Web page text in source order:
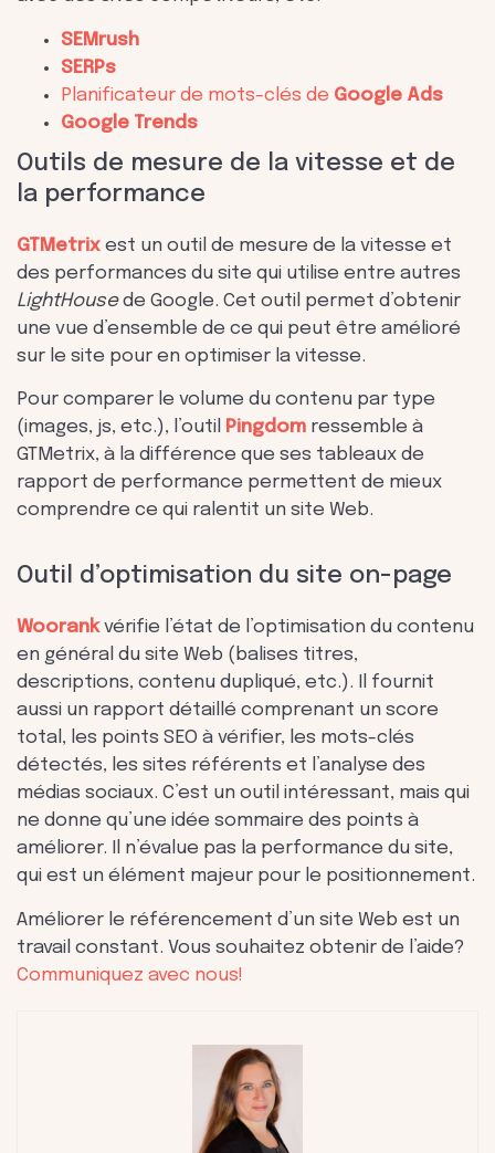
SEMrush
SERPs
Planificateur de mots-clés de Google Ads
Google Trends
Outils de mesure de la vitesse et de
la performance
GTMetrix est un outil de mesure de la vitesse et
des performances du site qui utilise entre autres
LightHousede Google. Cet outil permet d’obtenir
une vue d’ensemble de ce qui peut être amélioré
sur le site pour en optimiser la vitesse.
Pour comparer le volume du contenu par type
(images, js, etc.), l’outil
Pingdom ressemble à
GTMetrix, à la différence que ses tableaux de
rapport de performance permettent de mieux
comprendre ce qui ralentit un site Web.
Outil d’optimisation du site on-page
Woorankvérifie l’état de l’optimisation du contenu
en général du site Web (balises titres,
descriptions, contenu dupliqué, etc.). Il fournit
aussi un rapport détaillé comprenant un score
total, les points SEO à vérifier, les mots-clés
détectés, les sites référents et l’analyse des
médias sociaux. C’est un outil intéressant, mais qui
ne donne qu’une idée sommaire des points à
améliorer. Il n’évalue pas la performance du site,
qui est un élément majeur pour le positionnement.
Améliorer le référencement d’un site Web est un
travail constant. Vous souhaitez obtenir de l’aide?
Communiquez avec nous!